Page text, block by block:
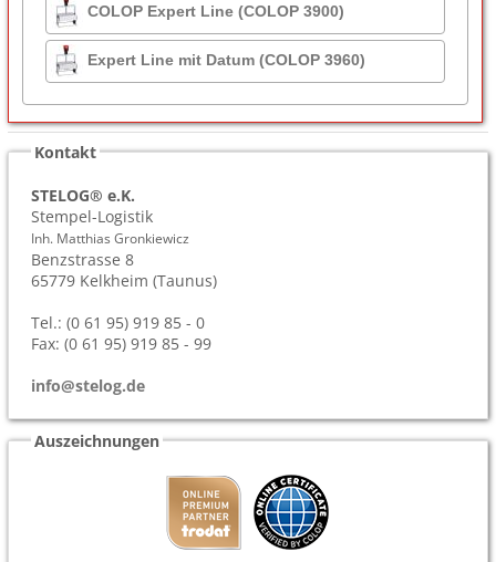
COLOP Expert Line (COLOP 3900)
Expert Line mit Datum (COLOP 3960)
Kontakt
STELOG® e.K.
Stempel-Logistik
Inh. Matthias Gronkiewicz
Benzstrasse 8
65779 Kelkheim (Taunus)
Tel.: (0 61 95) 919 85 - 0
Fax: (0 61 95) 919 85 - 99
info@stelog.de
Auszeichnungen